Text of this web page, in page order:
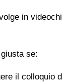
in
se:
il colloquio